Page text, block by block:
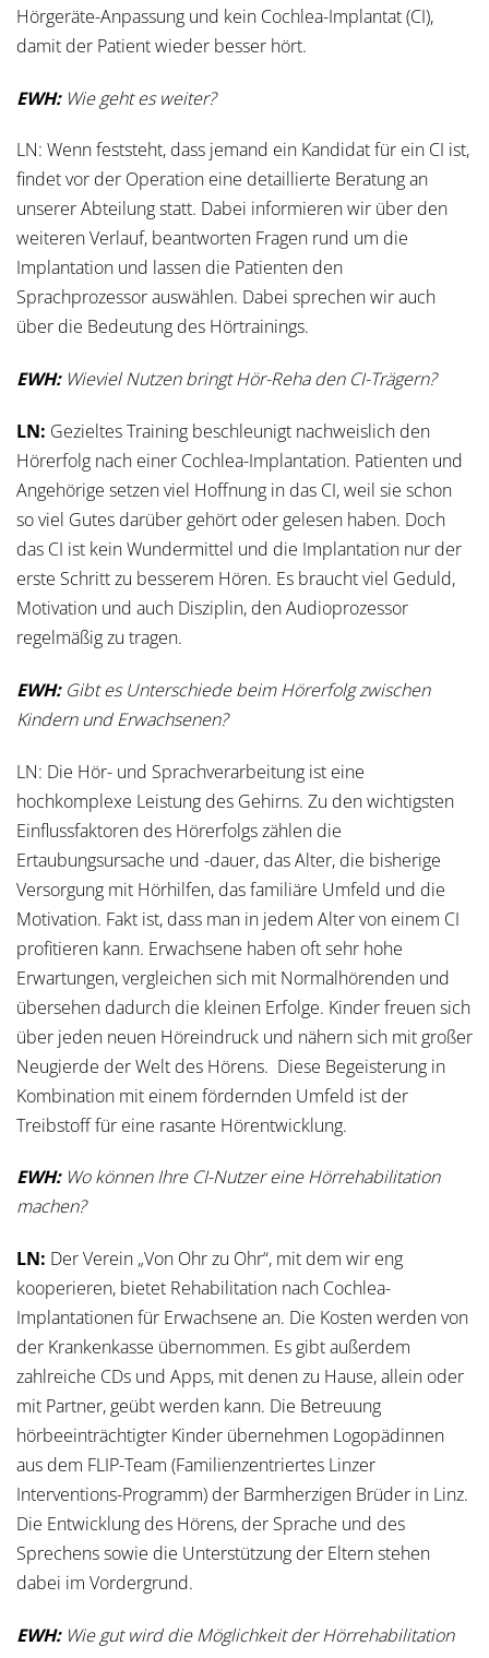
Hörgeräte-Anpassung und kein Cochlea-Implantat (CI),
damit der Patient wieder besser hört.
EWH:Wie geht es weiter?
LN: Wenn feststeht, dass jemand ein Kandidat für ein CI ist,
findet vor der Operation eine detaillierte Beratung an
unserer Abteilung statt. Dabei informieren wir über den
weiteren Verlauf, beantworten Fragen rund um die
Implantation und lassen die Patienten den
Sprachprozessor auswählen. Dabei sprechen wir auch
über die Bedeutung des Hörtrainings.
EWH:Wieviel Nutzen bringt Hör-Reha den CI-Trägern?
LN: Gezieltes Training beschleunigt nachweislich den
Hörerfolg nach einer Cochlea-Implantation. Patienten und
Angehörige setzen viel Hoffnung in das CI, weil sie schon
so viel Gutes darüber gehört oder gelesen haben. Doch
das CI ist kein Wundermittel und die Implantation nur der
erste Schritt zu besserem Hören. Es braucht viel Geduld,
Motivation und auch Disziplin, den Audioprozessor
regelmäßig zu tragen.
EWH:Gibt es Unterschiede beim Hörerfolg zwischen
Kindern und Erwachsenen?
LN: Die Hör- und Sprachverarbeitung ist eine
hochkomplexe Leistung des Gehirns. Zu den wichtigsten
Einflussfaktoren des Hörerfolgs zählen die
Ertaubungsursache und -dauer, das Alter, die bisherige
Versorgung mit Hörhilfen, das familiäre Umfeld und die
Motivation. Fakt ist, dass man in jedem Alter von einem CI
profitieren kann. Erwachsene haben oft sehr hohe
Erwartungen, vergleichen sich mit Normalhörenden und
übersehen dadurch die kleinen Erfolge. Kinder freuen sich
über jeden neuen Höreindruck und nähern sich mit großer
Neugierde der Welt des Hörens. Diese Begeisterung in
Kombination mit einem fördernden Umfeld ist der
Treibstoff für eine rasante Hörentwicklung.
EWH:Wo können Ihre CI-Nutzer eine Hörrehabilitation
machen?
LN: Der Verein „Von Ohr zu Ohr“, mit dem wir eng
kooperieren, bietet Rehabilitation nach Cochlea-
Implantationen für Erwachsene an. Die Kosten werden von
der Krankenkasse übernommen. Es gibt außerdem
zahlreiche CDs und Apps, mit denen zu Hause, allein oder
mit Partner, geübt werden kann. Die Betreuung
hörbeeinträchtigter Kinder übernehmen Logopädinnen
aus dem FLIP-Team (Familienzentriertes Linzer
Interventions-Programm) der Barmherzigen Brüder in Linz.
Die Entwicklung des Hörens, der Sprache und des
Sprechens sowie die Unterstützung der Eltern stehen
dabei im Vordergrund.
EWH:Wie gut wird die Möglichkeit der Hörrehabilitation